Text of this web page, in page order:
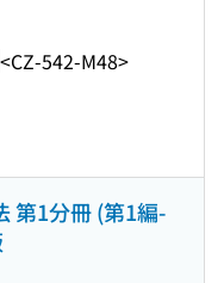
<CZ-542-M48>
第1分冊 (第1編-